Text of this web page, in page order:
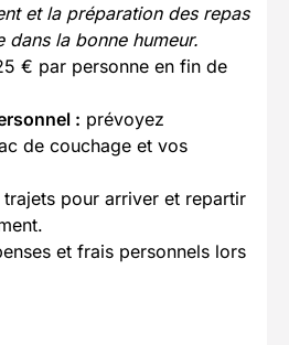
et la préparation des repas
dans la bonne humeur.
€ par personne en fin de
: prévoyez
de couchage et vos
pour arriver et repartir
et frais personnels lors